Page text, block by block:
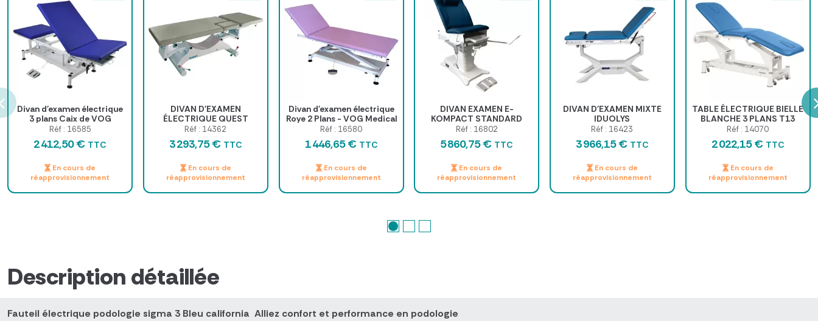
Divan d'examen électrique
3 plans Caix de VOG
Medical
Réf : 16585
2 412,50 € TTC
En cours de
réapprovisionnement
DIVAN D'EXAMEN
ÉLECTRIQUE QUEST
CARDIO
Réf : 14362
3 293,75 € TTC
En cours de
réapprovisionnement
Divan d'examen électrique
Roye 2 Plans - VOG Medical
Réf : 16580
1 446,65 € TTC
En cours de
réapprovisionnement
DIVAN EXAMEN E-
KOMPACT STANDARD
PROMOTAL
Réf : 16802
5 860,75 € TTC
En cours de
réapprovisionnement
DIVAN D'EXAMEN MIXTE
IDUOLYS
Réf : 16423
3 966,15 € TTC
En cours de
réapprovisionnement
TABLE ÉLECTRIQUE BIELLE
BLANCHE 3 PLANS T13
62X198CM
Réf : 14070
2 022,15 € TTC
En cours de
réapprovisionnement
Description détaillée
Fauteil électrique podologie sigma 3 Bleu california Alliez confort et performance en podologie